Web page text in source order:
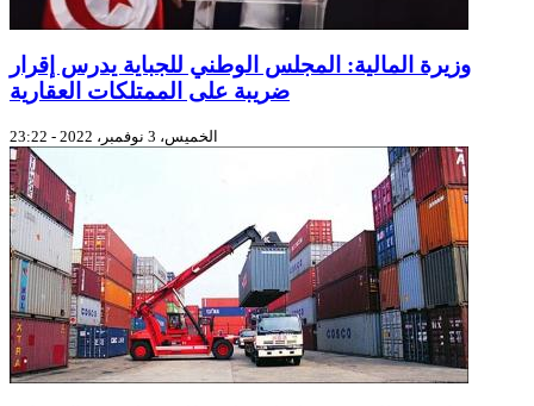
وزيرة المالية: المجلس الوطني للجباية يدرس إقرار
ضريبة على الممتلكات العقارية
الخميس، 3 نوفمبر، 2022 - 23:22